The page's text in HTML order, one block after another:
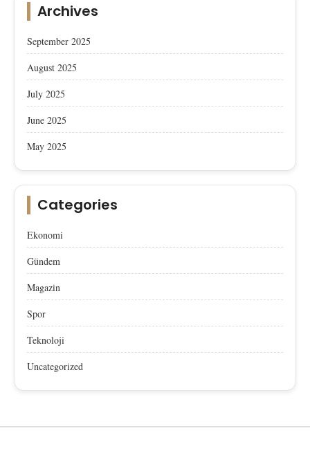
Archives
September 2025
August 2025
July 2025
June 2025
May 2025
Categories
Ekonomi
Gündem
Magazin
Spor
Teknoloji
Uncategorized